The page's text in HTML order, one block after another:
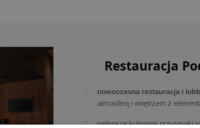
Restauracja
nowoczesna restauracja i
atmosferą i wnętrzem z
najlepsze kulinarne przysmaki